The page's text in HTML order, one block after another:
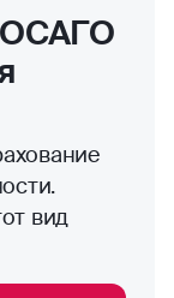
ОСАГО
вид